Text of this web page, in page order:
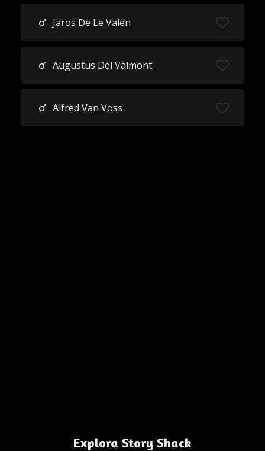
Jaros De Le Valen
Augustus Del Valmont
Alfred Van Voss
Explora Story Shack